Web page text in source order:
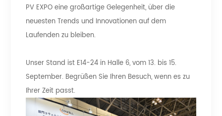
PV EXPO eine großartige Gelegenheit, über die
neuesten Trends und Innovationen auf dem
Laufenden zu bleiben.
Unser Stand ist E14-24 in Halle 6, vom 13. bis 15.
September. Begrüßen Sie Ihren Besuch, wenn es zu
Ihrer Zeit passt.